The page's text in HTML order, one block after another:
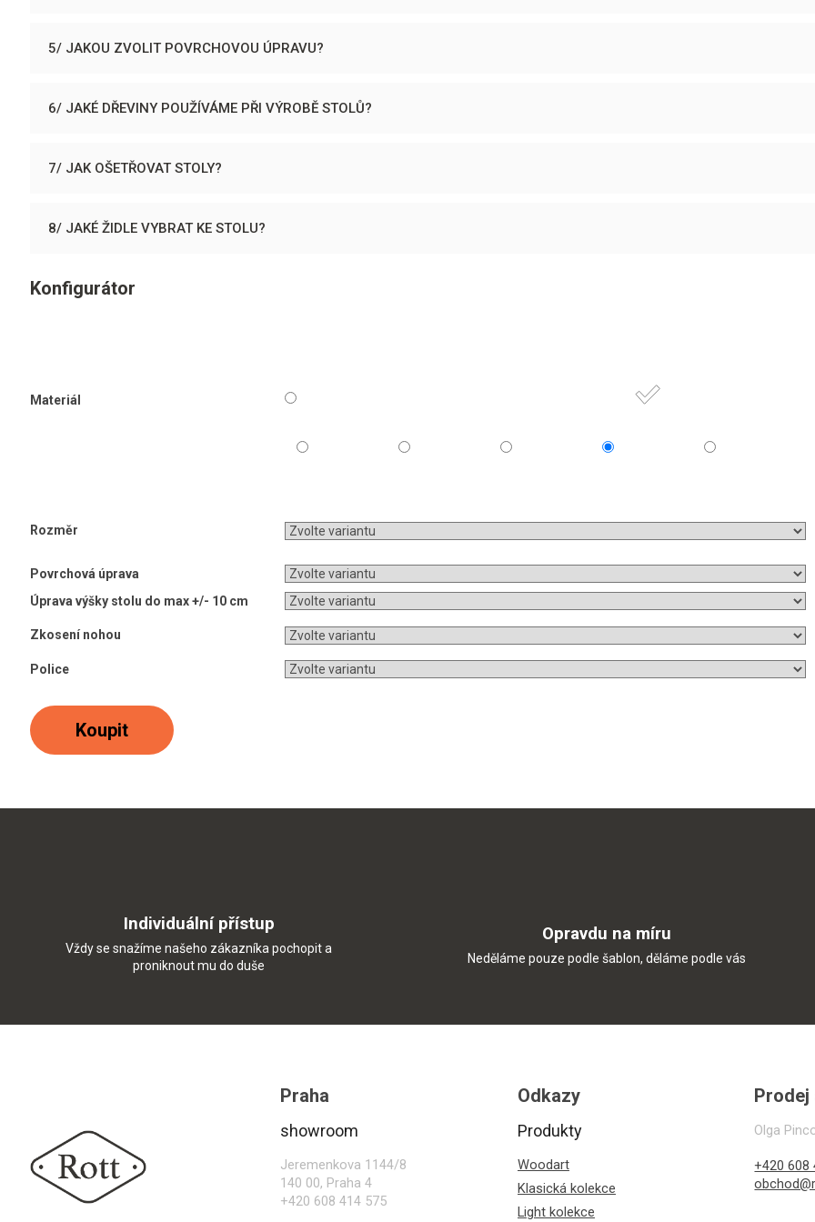
5/ JAKOU ZVOLIT POVRCHOVOU ÚPRAVU?
6/ JAKÉ DŘEVINY POUŽÍVÁME PŘI VÝROBĚ STOLŮ?
7/ JAK OŠETŘOVAT STOLY?
8/ JAKÉ ŽIDLE VYBRAT KE STOLU?
Konfigurátor
Materiál
Rozměr
Povrchová úprava
Úprava výšky stolu do max +/- 10 cm
Zkosení nohou
Police
Koupit
Individuální přístup
Vždy se snažíme našeho zákazníka pochopit a
proniknout mu do duše
Opravdu na míru
Neděláme pouze podle šablon, děláme podle vás
Praha
showroom
Jeremenkova 1144/8
140 00, Praha 4
+420 608 414 575
Odkazy
Produkty
Woodart
Klasická kolekce
Light kolekce
Prodej
Olga
+420 608